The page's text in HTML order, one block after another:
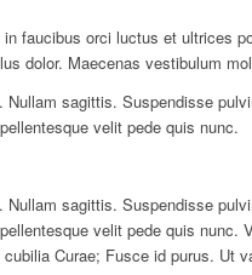
faucibus orci luctus et ultrices
dolor. Maecenas vestibulum
sagittis. Suspendisse
velit pede quis nunc.
sagittis. Suspendisse
velit pede quis nunc.
Curae; Fusce id purus. Ut